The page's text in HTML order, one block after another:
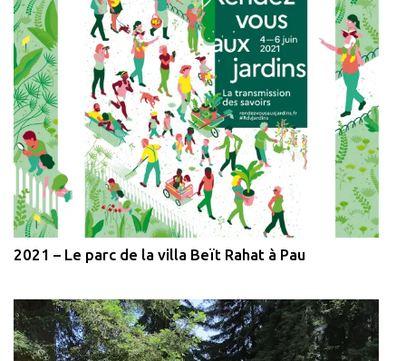
2021 – Le parc de la villa Beït Rahat à Pau